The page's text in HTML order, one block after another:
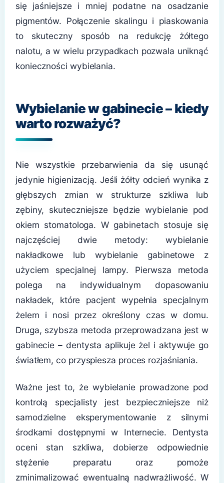
się jaśniejsze i mniej podatne na osadzanie
pigmentów. Połączenie skalingu i piaskowania
to skuteczny sposób na redukcję żółtego
nalotu, a w wielu przypadkach pozwala uniknąć
konieczności wybielania.
Wybielanie w gabinecie – kiedy
warto rozważyć?
Nie wszystkie przebarwienia da się usunąć
jedynie higienizacją. Jeśli żółty odcień wynika z
głębszych zmian w strukturze szkliwa lub
zębiny, skuteczniejsze będzie wybielanie pod
okiem stomatologa. W gabinetach stosuje się
najczęściej dwie metody: wybielanie
nakładkowe lub wybielanie gabinetowe z
użyciem specjalnej lampy. Pierwsza metoda
polega na indywidualnym dopasowaniu
nakładek, które pacjent wypełnia specjalnym
żelem i nosi przez określony czas w domu.
Druga, szybsza metoda przeprowadzana jest w
gabinecie – dentysta aplikuje żel i aktywuje go
światłem, co przyspiesza proces rozjaśniania.
Ważne jest to, że wybielanie prowadzone pod
kontrolą specjalisty jest bezpieczniejsze niż
samodzielne eksperymentowanie z silnymi
środkami dostępnymi w Internecie. Dentysta
oceni stan szkliwa, dobierze odpowiednie
stężenie preparatu oraz pomoże
zminimalizować ewentualną nadwrażliwość. W